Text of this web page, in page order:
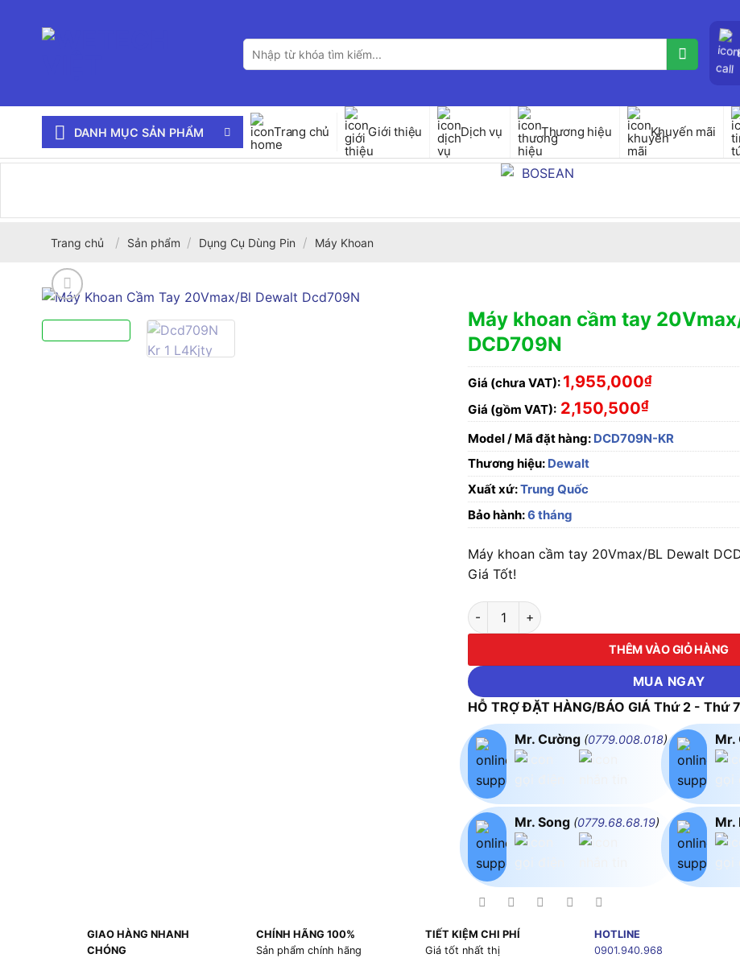
Tìm
kiếm:
DANH MỤC SẢN PHẨM Trang chủ Giới thiệu Dịch vụ Thương hiệu Khuyến mãi
Trang chủ / Sản phẩm / Dụng Cụ Dùng Pin / Máy Khoan
Máy khoan cầm tay
DCD709N
Giá (chưa VAT): 1,955,000₫
Giá (gồm VAT): 2,150,500₫
Model / Mã đặt hàng: DCD709N-KR
Thương hiệu: Dewalt
Xuất xứ:Trung Quốc
Bảo hành:6 tháng
Máy khoan cầm tay 20Vmax/BL Dewalt
Giá Tốt!
Máy khoan cầm tay 20Vmax/BL Dewalt
THÊM VÀO GIỎ HÀNG
MUA NGAY
HỖ TRỢ ĐẶT HÀNG/BÁO GIÁ Thứ 2 - Thứ
Mr. Cường (0779.008.018)
Mr. Song (0779.68.68.19)
Mr.
Mr.
GIAO HÀNG NHANH
CHÓNG
CHÍNH HÃNG 100%
Sản phẩm chính hãng
TIẾT KIỆM CHI PHÍ
Giá tốt nhất thị
HOTLINE
0901.940.968